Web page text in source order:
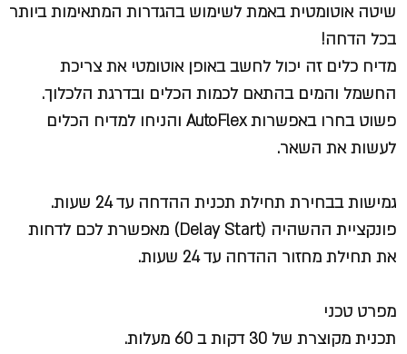
שיטה אוטומטית באמת לשימוש בהגדרות המתאימות ביותר
בכל הדחה!
מדיח כלים זה יכול לחשב באופן אוטומטי את צריכת
החשמל והמים בהתאם לכמות הכלים ובדרגת הלכלוך.
פשוט בחרו באפשרות AutoFlex והניחו למדיח הכלים
לעשות את השאר.
גמישות בבחירת תחילת תכנית ההדחה עד 24 שעות.
פונקציית ההשהיה (Delay Start) מאפשרת לכם לדחות
את תחילת מחזור ההדחה עד 24 שעות.
מפרט טכני
תכנית מקוצרת של 30 דקות ב 60 מעלות.